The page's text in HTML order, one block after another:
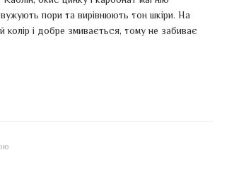
пори та вирівнюють тон шкіри. На
колір і добре змивається, тому не забиває